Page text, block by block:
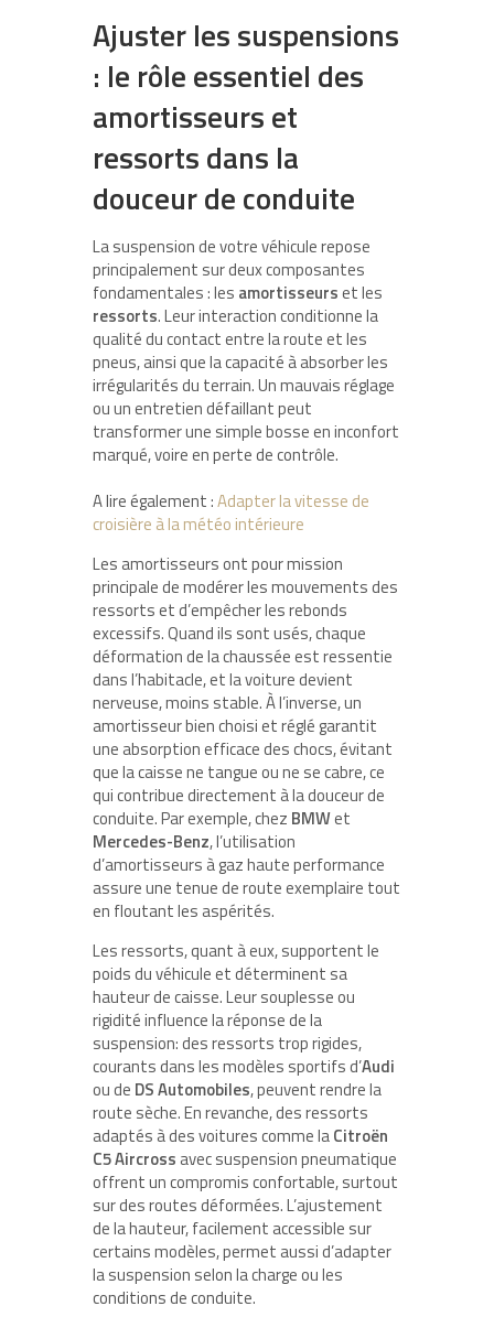
Ajuster les suspensions
: le rôle essentiel des
amortisseurs et
ressorts dans la
douceur de conduite
La suspension de votre véhicule repose
principalement sur deux composantes
fondamentales : les amortisseurset les
ressorts. Leur interaction conditionne la
qualité du contact entre la route et les
pneus, ainsi que la capacité à absorber les
irrégularités du terrain. Un mauvais réglage
ou un entretien défaillant peut
transformer une simple bosse en inconfort
marqué, voire en perte de contrôle.
A lire également :Adapter la vitesse de
croisière à la météo intérieure
Les amortisseurs ont pour mission
principale de modérer les mouvements des
ressorts et d’empêcher les rebonds
excessifs. Quand ils sont usés, chaque
déformation de la chaussée est ressentie
dans l’habitacle, et la voiture devient
nerveuse, moins stable. À l’inverse, un
amortisseur bien choisi et réglé garantit
une absorption efficace des chocs, évitant
que la caisse ne tangue ou ne se cabre, ce
qui contribue directement à la douceur de
conduite. Par exemple, chez BMWet
Mercedes-Benz, l’utilisation
d’amortisseurs à gaz haute performance
assure une tenue de route exemplaire tout
en floutant les aspérités.
Les ressorts, quant à eux, supportent le
poids du véhicule et déterminent sa
hauteur de caisse. Leur souplesse ou
rigidité influence la réponse de la
suspension: des ressorts trop rigides,
courants dans les modèles sportifs d’Audi
ou de DS Automobiles, peuvent rendre la
route sèche. En revanche, des ressorts
adaptés à des voitures comme laCitroën
C5 Aircross avec suspension pneumatique
offrent un compromis confortable, surtout
sur des routes déformées. L’ajustement
de la hauteur, facilement accessible sur
certains modèles, permet aussi d’adapter
la suspension selon la charge ou les
conditions de conduite.